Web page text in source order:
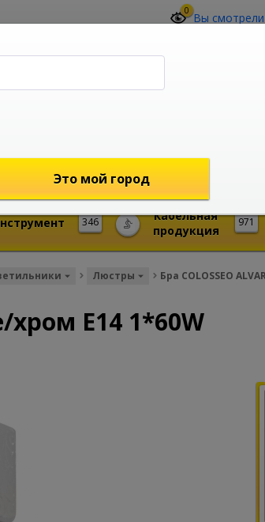
0 Вы смотрели
346 971
Кабельная
продукция
Люстры Бра COLOSSEO
хром E14 1*60W
Это мой город